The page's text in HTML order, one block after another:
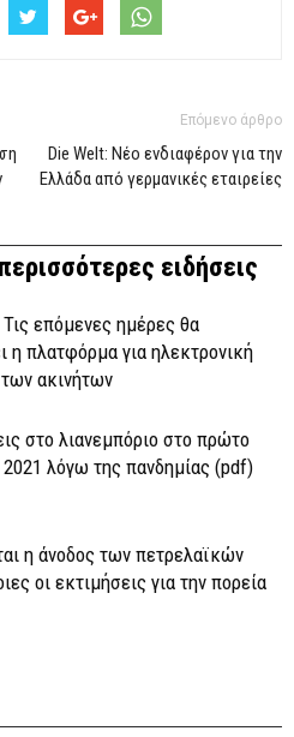
Επόμενο άρθρο
Die Welt: Νέο ενδιαφέρον για την
Ελλάδα από γερμανικές εταιρείες
ειδήσεις
επόμενες ημέρες θα
η πλατφόρμα για ηλεκτρονική
ακινήτων
στο λιανεμπόριο στο πρώτο
λόγω της πανδημίας (pdf)
η άνοδος των πετρελαϊκών
οι εκτιμήσεις για την πορεία